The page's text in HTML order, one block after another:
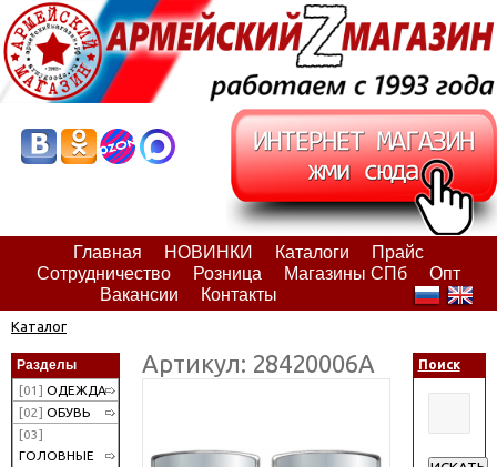
Главная НОВИНКИ Каталоги
Прайс
Сотрудничество
Розница Магазины СПб
Опт
Вакансии
Контакты
Каталог
Разделы
[01] ОДЕЖДА
[02] ОБУВЬ
[03]
ГОЛОВНЫЕ
Артикул: 28420006А Поиск